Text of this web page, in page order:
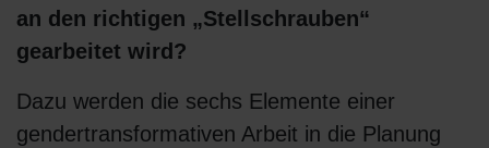
an den richtigen „Stellschrauben“
gearbeitet wird?
Dazu werden die sechs Elemente einer
gendertransformativen Arbeit in die Planung